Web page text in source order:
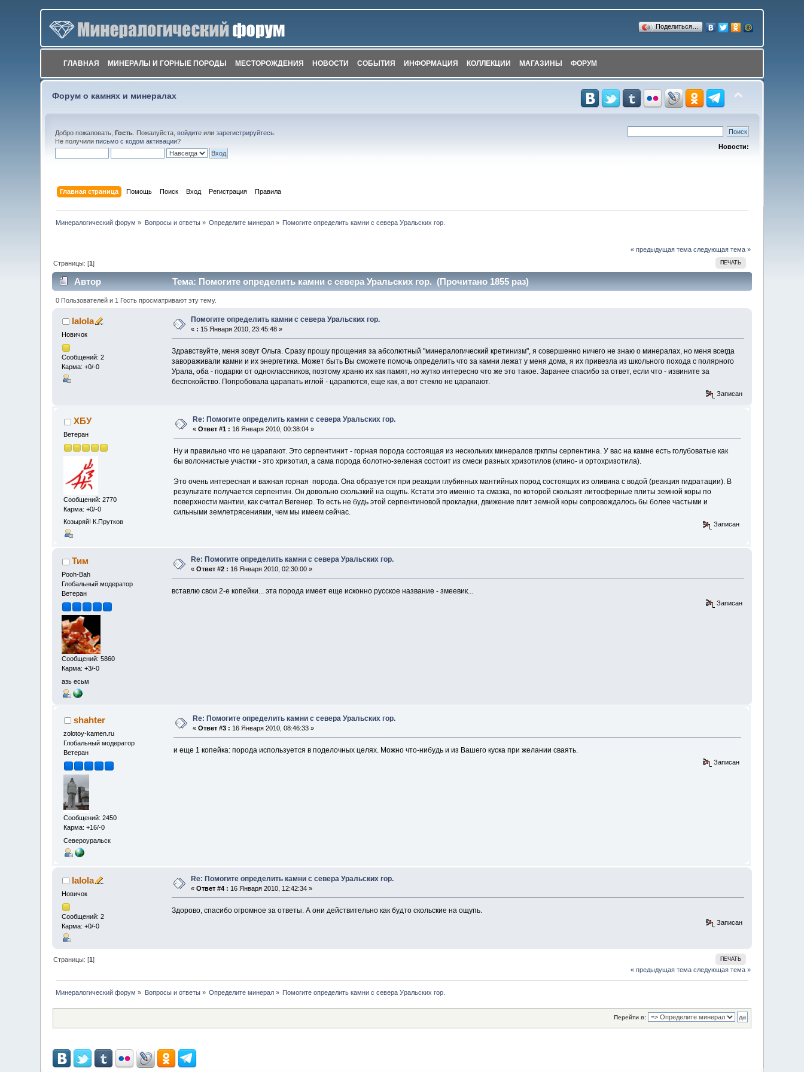
Поделиться…
ГЛАВНАЯ МИНЕРАЛЫ И ГОРНЫЕ ПОРОДЫ МЕСТОРОЖДЕНИЯ НОВОСТИ СОБЫТИЯ ИНФОРМАЦИЯ КОЛЛЕКЦИИ МАГАЗИНЫ ФОРУМ
Форум о камнях и минералах
Добро пожаловать,Гость . Пожалуйста,войдите илизарегистрируйтесь
Не получилиписьмо с кодом активации?
Новости:
Главная страница Помощь Поиск Вход Регистрация Правила
Минералогический форум » Вопросы и ответы» Определите минерал » Помогите определить камни с севера Уральских гор.
« предыдущая тема следующая тема »
ПЕЧАТЬ
Страницы: [1]
Автор Тема: Помогите определить камни с севера Уральских гор. (Прочитано 1855 раз)
0 Пользователей и 1 Гость просматривают эту тему.
lalola
Новичок
Сообщений: 2
Карма: +0/-0
Помогите определить камни с севера Уральских гор.
« : 15 Января 2010, 23:45:48 »
Здравствуйте, меня зовут Ольга. Сразу прошу прощения за абсолютный "минералогический кретинизм", я совершенно ничего не знаю о минералах, но меня всегда
завораживали камни и их энергетика. Может быть Вы сможете помочь определить что за камни лежат у меня дома, я их привезла из школьного похода с полярного
Урала, оба - подарки от одноклассников, поэтому храню их как памят, но жутко интересно что же это такое. Заранее спасибо за ответ, если что - извините за
беспокойство. Попробовала царапать иглой - царапются, еще как, а вот стекло не царапают.
Записан
ХБУ
Ветеран
Сообщений: 2770
Карма: +0/-0
Козыряй! К.Прутков
Re: Помогите определить камни с севера Уральских гор.
«Ответ #1 : 16 Января 2010, 00:38:04 »
Ну и правильно что не царапают. Это серпентинит - горная порода состоящая из нескольких минералов гркппы серпентина. У вас на камне есть голубоватые как
бы волокнистые участки - это хризотил, а сама порода болотно-зеленая состоит из смеси разных хризотилов (клино- и ортохризотила).
Это очень интересная и важная горная порода. Она образуется при реакции глубинных мантийных пород состоящих из оливина с водой (реакция гидратации). В
результате получается серпентин. Он довольно скользкий на ощупь. Кстати это именно та смазка, по которой скользят литосферные плиты земной коры по
поверхности мантии, как считал Вегенер. То есть не будь этой серпентиновой прокладки, движение плит земной коры сопровождалось бы более частыми и
сильными землетрясениями, чем мы имеем сейчас.
Записан
Тим
Pooh-Bah
Глобальный модератор
Ветеран
Сообщений: 5860
Карма: +3/-0
азь есьм
Re: Помогите определить камни с севера Уральских гор.
«Ответ #2 : 16 Января 2010, 02:30:00 »
вставлю свои 2-е копейки... эта порода имеет еще исконно русское название - змеевик...
Записан
shahter
zolotoy-kamen.ru
Глобальный модератор
Ветеран
Сообщений: 2450
Карма: +16/-0
Североуральск
Re: Помогите определить камни с севера Уральских гор.
«Ответ #3 : 16 Января 2010, 08:46:33 »
и еще 1 копейка: порода используется в поделочных целях. Можно что-нибудь и из Вашего куска при желании сваять.
Записан
lalola
Новичок
Сообщений: 2
Карма: +0/-0
Re: Помогите определить камни с севера Уральских гор.
«Ответ #4 : 16 Января 2010, 12:42:34 »
Здорово, спасибо огромное за ответы. А они действительно как будто скольские на ощупь.
Записан
ПЕЧАТЬ
Страницы: [1]
« предыдущая тема следующая тема »
Минералогический форум » Вопросы и ответы» Определите минерал » Помогите определить камни с севера Уральских гор.
Перейти в: